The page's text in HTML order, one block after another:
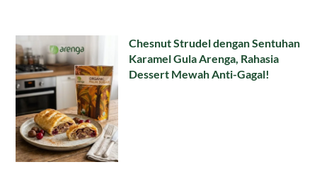
Chesnut Strudel dengan Sentuhan
Karamel Gula Arenga, Rahasia
Dessert Mewah Anti-Gagal!